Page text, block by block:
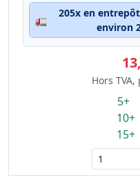
🚛
205x en
environ
Hors
5+
10+
15+